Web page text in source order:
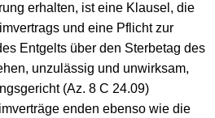
erhalten, ist eine Klausel, die
und eine Pflicht zur
Entgelts über den Sterbetag des
unzulässig und unwirksam,
(Az. 8 C 24.09)
enden ebenso wie die